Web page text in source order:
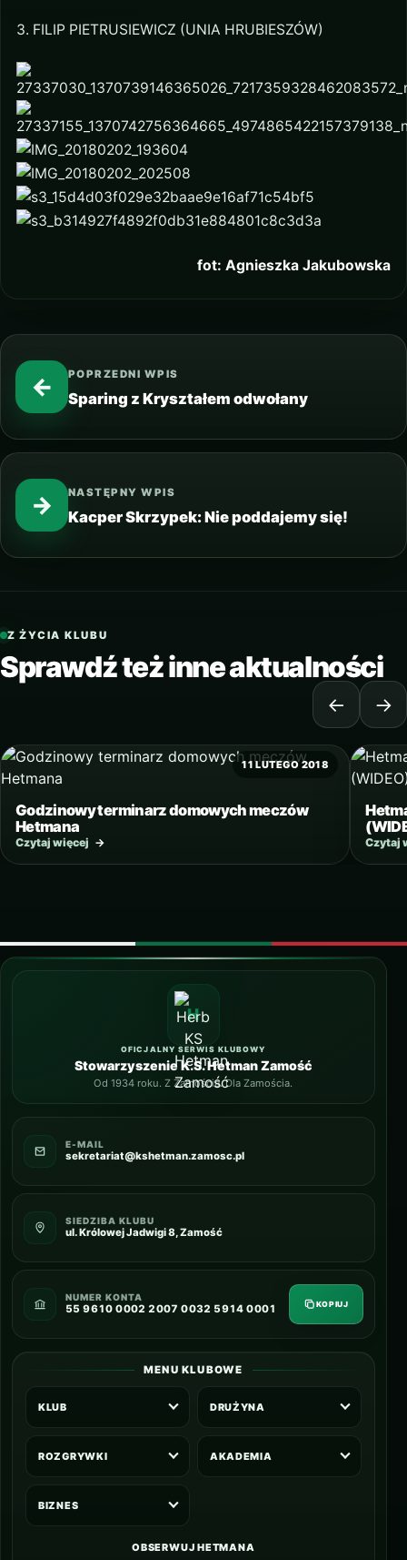
3. FILIP PIETRUSIEWICZ (UNIA HRUBIESZÓW)
fot: Agnieszka Jakubowska
← POPRZEDNI WPIS
Sparing z Kryształem odwołany
NASTĘPNY WPIS
Kacper Skrzypek: Nie poddajemy się!
→
Z ŻYCIA KLUBU
Sprawdź też inne aktualności
← →
11 LUTEGO 2018
Godzinowy terminarz domowych meczów
Hetmana
Czytaj więcej → Czytaj
OFICJALNY SERWIS KLUBOWY
Stowarzyszenie K.S. Hetman Zamość
Od 1934 roku. Z Zamościa. Dla Zamościa.
E-MAIL
sekretariat@kshetman.zamosc.pl
SIEDZIBA KLUBU
ul. Królowej Jadwigi 8, Zamość
NUMER KONTA
55 9610 0002 2007 0032 5914 0001 KOPIUJ
MENU KLUBOWE
KLUB DRUŻYNA
ROZGRYWKI AKADEMIA
BIZNES
OBSERWUJ HETMANA